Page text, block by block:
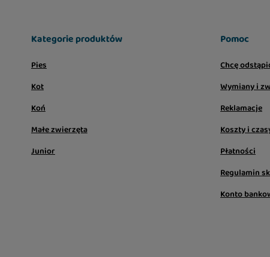
Kategorie produktów
Pies
Kot
Koń
Małe zwierzęta
Junior
Pomoc
Chcę
Wymiany i
Reklamacje
Koszty i
Płatności
Regulamin
Konto